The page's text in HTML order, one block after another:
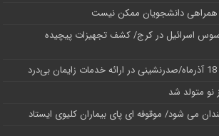
همراهی دانشجویان ممکن نیست
اسرائیل در کرج/‌ کشف تجهیزات پیچیده
نو متولد شد
می شود/ موقوفه ای پای بیماران کلیوی ایستاد